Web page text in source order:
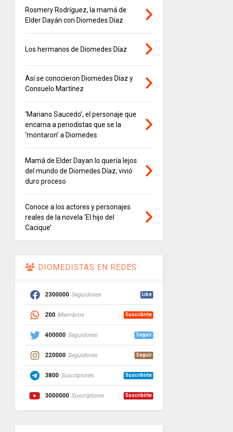
Rosmery Rodríguez, la mamá de
Elder Dayán con Diomedes Díaz
Los hermanos de Diomedes Díaz
Así se conocieron Diomedes Díaz y
Consuelo Martínez
‘Mariano Saucedo’, el personaje que
encarna a periodistas que se la
‘montaron’ a Diomedes
Mamá de Elder Dayan lo quería lejos
del mundo de Diomedes Díaz; vivió
duro proceso
Conoce a los actores y personajes
reales de la novela ‘El hijo del
Cacique’
DIOMEDISTAS EN REDES
2300000 Seguidores Like
200 Miembros Suscribirte
400000 Seguidores Seguir
220000 Seguidores Seguir
3800 Suscriptores Suscribirte
3000000 Suscriptores Suscribirte